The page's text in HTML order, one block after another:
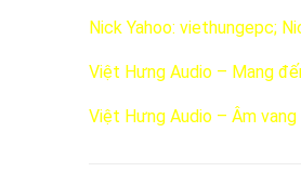
Nick Yahoo: viethungepc;
Việt Hưng Audio – Mang
Việt Hưng Audio – Âm